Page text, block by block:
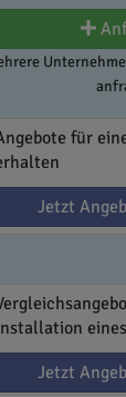
für
Jetzt
Jetzt